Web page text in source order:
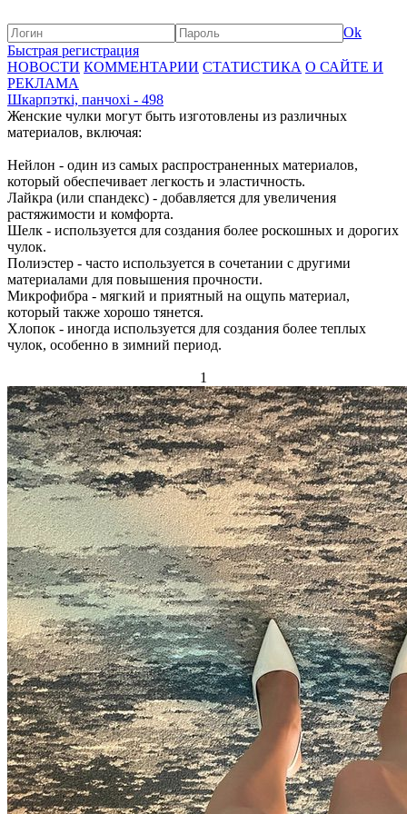
Ok
Быстрая регистрация
НОВОСТИ КОММЕНТАРИИ СТАТИСТИКА О САЙТЕ И
РЕКЛАМА
Шкарпэткі, панчохі - 498
Женские чулки могут быть изготовлены из различных
материалов, включая:
Нейлон - один из самых распространенных материалов,
который обеспечивает легкость и эластичность.
Лайкра (или спандекс) - добавляется для увеличения
растяжимости и комфорта.
Шелк - используется для создания более роскошных и дорогих
чулок.
Полиэстер - часто используется в сочетании с другими
материалами для повышения прочности.
Микрофибра - мягкий и приятный на ощупь материал,
который также хорошо тянется.
Хлопок - иногда используется для создания более теплых
чулок, особенно в зимний период.
1